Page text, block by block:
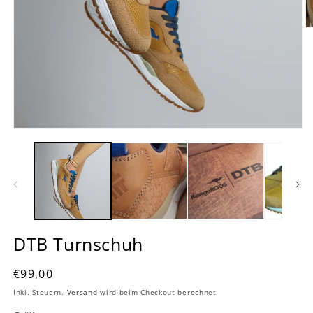
DTB Turnschuh
Normaler
Preis
€99,00
Inkl. Steuern. Versand wird beim Checkout berechnet